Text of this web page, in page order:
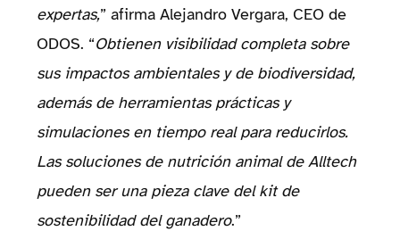
expertas,” afirma Alejandro Vergara, CEO de
ODOS. “Obtienen visibilidad completa sobre
sus impactos ambientales y de biodiversidad,
además de herramientas prácticas y
simulaciones en tiempo real para reducirlos.
Las soluciones de nutrición animal de Alltech
pueden ser una pieza clave del kit de
sostenibilidad del ganadero.”